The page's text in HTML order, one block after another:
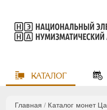
КАТАЛОГ
Главная / Каталог монет